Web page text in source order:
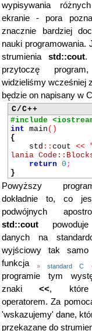
wypisywania
ekranie - pora
znacznie bardziej
nauki programowania.
strumienia std::cout.
przytoczę
widzieliśmy wcześniej
będzie on napisany w
C/C++
#include
int main ()
{
std :: cout <<
lania
return 0 ;
}
Powyższy
dokładnie to, co
podwójnych
std::cout powoduje
danych na
wyjściowy tak
funkcja»standard C
programie tym
znaki<<, które
operatorem. Za
'wskazujemy' dane,
przekazane do